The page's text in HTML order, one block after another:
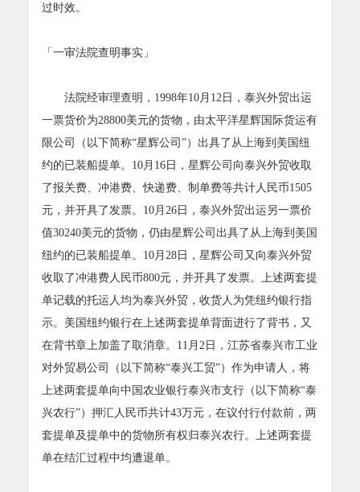
过时效。
「一审法院查明事实」
法院经审理查明，1998年10月12日，泰兴外贸出运
一票货价为28800美元的货物，由太平洋星辉国际货运有
限公司（以下简称“星辉公司”）出具了从上海到美国纽
约的已装船提单。10月16日，星辉公司向泰兴外贸收取
了报关费、冲港费、快递费、制单费等共计人民币1505
元，并开具了发票。10月26日，泰兴外贸出运另一票价
值30240美元的货物，仍由星辉公司出具了从上海到美国
纽约的已装船提单。10月28日，星辉公司又向泰兴外贸
收取了冲港费人民币800元，并开具了发票。上述两套提
单记载的托运人均为泰兴外贸，收货人为凭纽约银行指
示。美国纽约银行在上述两套提单背面进行了背书，又
在背书章上加盖了取消章。11月2日，江苏省泰兴市工业
对外贸易公司（以下简称“泰兴工贸”）作为申请人，将
上述两套提单向中国农业银行泰兴市支行（以下简称“泰
兴农行”）押汇人民币共计43万元，在议付行付款前，两
套提单及提单中的货物所有权归泰兴农行。上述两套提
单在结汇过程中均遭退单。